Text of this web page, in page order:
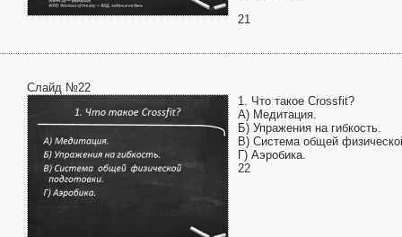
21
Слайд №22
1. Что такое Crossfit?
А) Медитация.
Б) Упражения на гибкость.
В) Система общей
Г) Аэробика.
22